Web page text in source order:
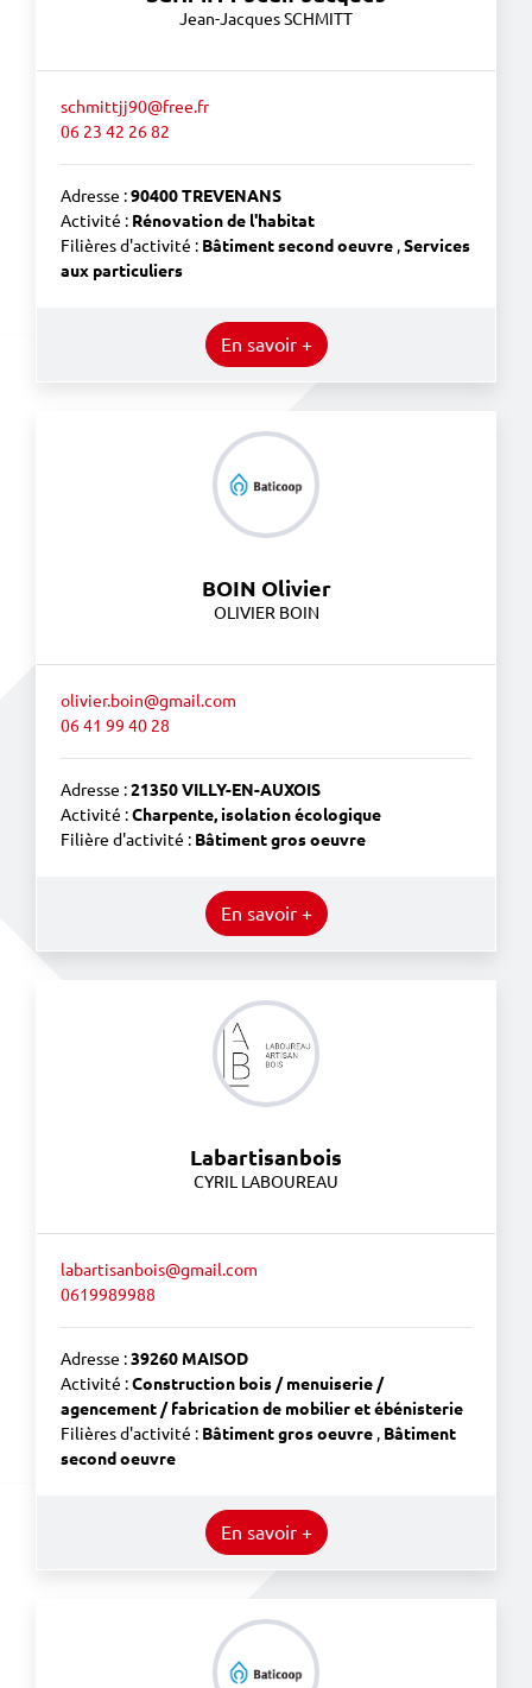
Jean-Jacques SCHMITT
schmittjj90@free.fr
06 23 42 26 82
Adresse :90400 TREVENANS
Activité : Rénovation de l'habitat
Filières d'activité : Bâtiment second oeuvre ,Services
aux particuliers
En savoir +
BOIN Olivier
OLIVIER BOIN
olivier.boin@gmail.com
06 41 99 40 28
Adresse :21350 VILLY-EN-AUXOIS
Activité :Charpente, isolation écologique
Filière d'activité : Bâtiment gros oeuvre
En savoir +
Labartisanbois
CYRIL LABOUREAU
labartisanbois@gmail.com
0619989988
Adresse :39260 MAISOD
Activité :Construction bois / menuiserie /
agencement / fabrication de mobilier et ébénisterie
Filières d'activité : Bâtiment gros oeuvre , Bâtiment
second oeuvre
En savoir +